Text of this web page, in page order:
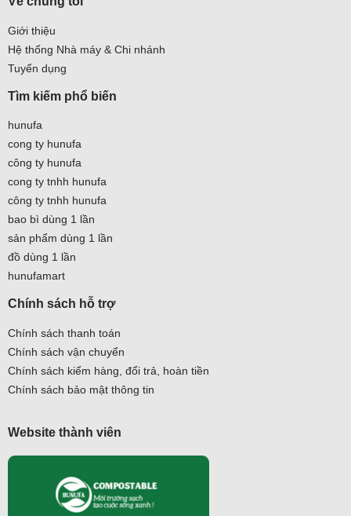
Giới thiệu
Hệ thống Nhà máy & Chi nhánh
Tuyển dụng
Tìm kiếm phổ biến
hunufa
cong ty hunufa
công ty hunufa
cong ty tnhh hunufa
công ty tnhh hunufa
bao bì dùng 1 lần
sản phẩm dùng 1 lần
đồ dùng 1 lần
hunufamart
Chính sách hỗ trợ
Chính sách thanh toán
Chính sách vận chuyển
Chính sách kiểm hàng, đổi trả, hoàn tiền
Chính sách bảo mật thông tin
Website thành viên